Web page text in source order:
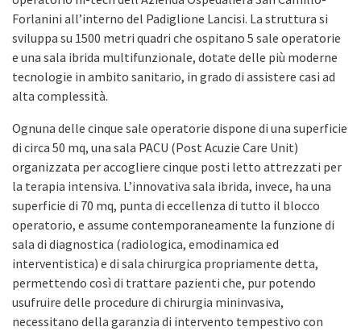
Forlanini all’interno del Padiglione Lancisi. La struttura si
sviluppa su 1500 metri quadri che ospitano 5 sale operatorie
e una sala ibrida multifunzionale, dotate delle più moderne
tecnologie in ambito sanitario, in grado di assistere casi ad
alta complessità.
Ognuna delle cinque sale operatorie dispone di una superficie
di circa 50 mq, una sala PACU (Post Acuzie Care Unit)
organizzata per accogliere cinque posti letto attrezzati per
la terapia intensiva. L’innovativa sala ibrida, invece, ha una
superficie di 70 mq, punta di eccellenza di tutto il blocco
operatorio, e assume contemporaneamente la funzione di
sala di diagnostica (radiologica, emodinamica ed
interventistica) e di sala chirurgica propriamente detta,
permettendo così di trattare pazienti che, pur potendo
usufruire delle procedure di chirurgia mininvasiva,
necessitano della garanzia di intervento tempestivo con